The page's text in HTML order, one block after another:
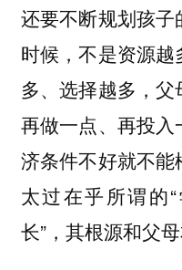
还要不断规划孩
时候，不是资源
多、选择越多，
再做一点、再投
济条件不好就不
太过在乎所谓的
长”，其根源和父